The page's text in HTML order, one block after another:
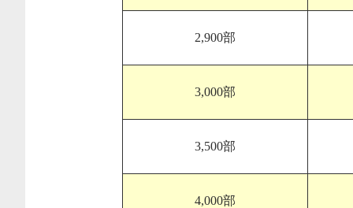
2,900部
3,000部
3,500部
4,000部